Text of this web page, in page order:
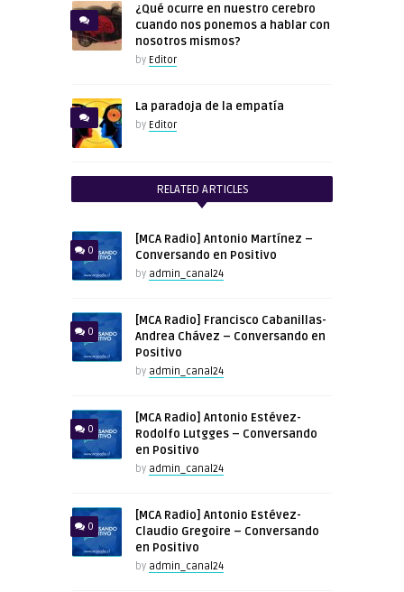
¿Qué ocurre en nuestro cerebro
cuando nos ponemos a hablar con
nosotros mismos?
by Editor
La paradoja de la empatía
by Editor
RELATED ARTICLES
0
[MCA Radio] Antonio Martínez –
Conversando en Positivo
by admin_canal24
0
[MCA Radio] Francisco Cabanillas-
Andrea Chávez – Conversando en
Positivo
by admin_canal24
0
[MCA Radio] Antonio Estévez-
Rodolfo Lutgges – Conversando
en Positivo
by admin_canal24
0
[MCA Radio] Antonio Estévez-
Claudio Gregoire – Conversando
en Positivo
by admin_canal24